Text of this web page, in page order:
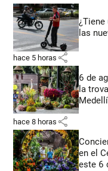
las
hace 5 horas share
6 de
la
hace 8 horas share
en el
este 6